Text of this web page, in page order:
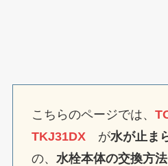
こちらのページでは、
TKJ31DXが水が止ま
の、 水栓本体の交換方